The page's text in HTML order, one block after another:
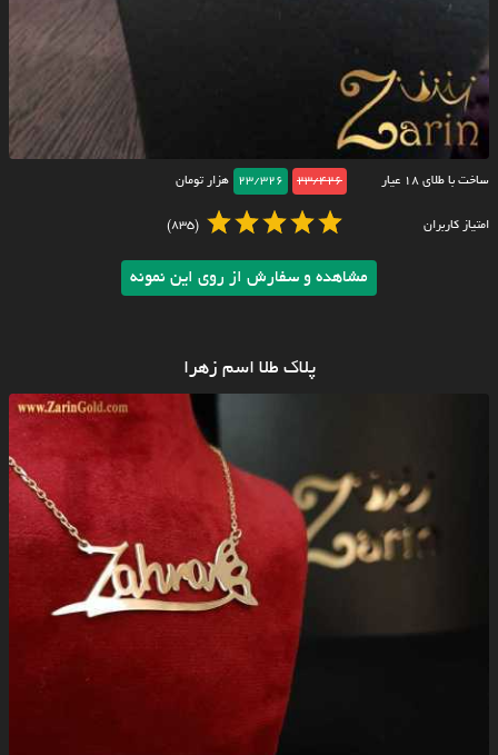
ساخت با طلای ۱۸ عیار 23/426
23/326 هزار تومان
امتیاز کاربران (835)
مشاهده و سفارش از روی این نمونه
پلاک طلا اسم زهرا